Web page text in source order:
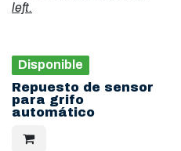
left.
Disponible
Repuesto de sensor
para grifo
automático